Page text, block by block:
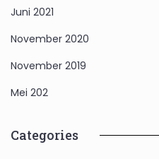
Juni 2021
November 2020
November 2019
Mei 202
Categories